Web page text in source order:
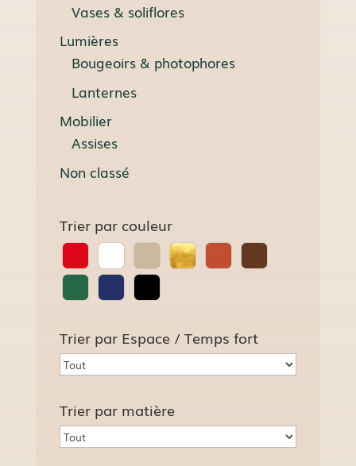
Vases & soliflores
Lumières
Bougeoirs & photophores
Lanternes
Mobilier
Assises
Non classé
Trier par couleur
Trier par Espace / Temps fort
Trier par matière